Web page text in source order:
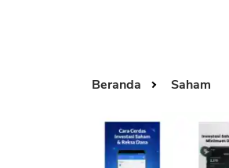
Beranda Saham